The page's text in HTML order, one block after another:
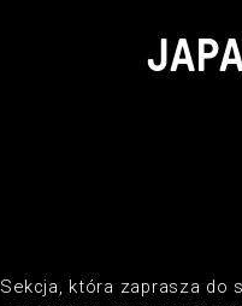
Sekcja, która zaprasza do